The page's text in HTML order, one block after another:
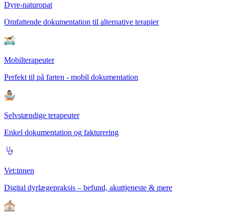
Dyre-naturopat
Omfattende dokumentation til alternative terapier
Mobilterapeuter
Perfekt til på farten - mobil dokumentation
Selvstændige terapeuter
Enkel dokumentation og fakturering
Vet:innen
Digital dyrlægepraksis – befund, akuttjeneste & mere